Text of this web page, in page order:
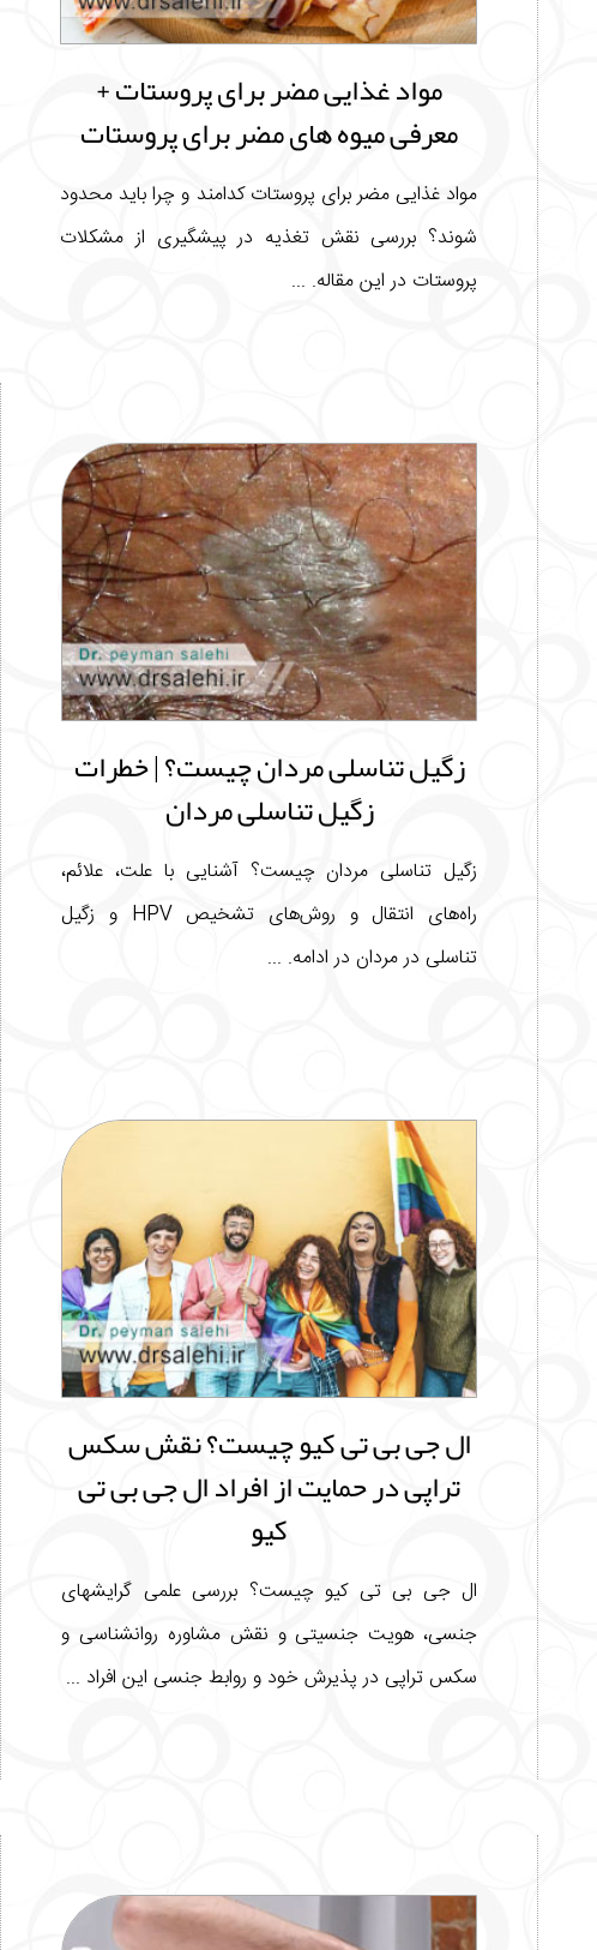
مواد غذایی مضر برای پروستات +
معرفی میوه های مضر برای پروستات
مواد غذایی مضر برای پروستات کدامند و چرا باید محدود
شوند؟ بررسی نقش تغذیه در پیشگیری از مشکلات
پروستات در این مقاله. ...
زگیل تناسلی مردان چیست؟ | خطرات
زگیل تناسلی مردان
زگیل تناسلی مردان چیست؟ آشنایی با علت، علائم،
راه‌های انتقال و روش‌های تشخیص HPV و زگیل
تناسلی در مردان در ادامه. ...
ال جی بی تی کیو چیست؟ نقش سکس
تراپی در حمایت از افراد ال جی بی تی
کیو
ال جی بی تی کیو چیست؟ بررسی علمی گرایشهای
جنسی، هویت جنسیتی و نقش مشاوره روانشناسی و
سکس تراپی در پذیرش خود و روابط جنسی این افراد ...